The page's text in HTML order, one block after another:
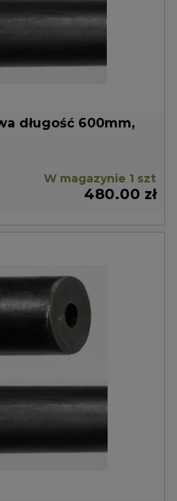
długość 600mm,
W magazynie 1 szt
480.00 zł